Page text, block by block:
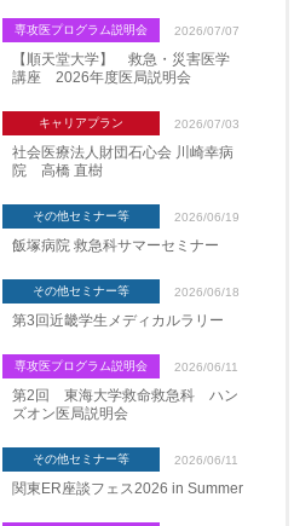
専攻医プログラム説明会 2026/07/07
【順天堂大学】 救急・災害医学
講座 2026年度医局説明会
キャリアプラン 2026/07/03
社会医療法人財団石心会 川崎幸病
院 高橋 直樹
その他セミナー等 2026/06/19
飯塚病院 救急科サマーセミナー
その他セミナー等 2026/06/18
第3回近畿学生メディカルラリー
専攻医プログラム説明会 2026/06/11
第2回 東海大学救命救急科 ハン
ズオン医局説明会
その他セミナー等 2026/06/11
関東ER座談フェス2026 in Summer